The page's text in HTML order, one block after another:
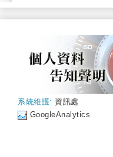
系統維護: 資訊處
GoogleAnalytics